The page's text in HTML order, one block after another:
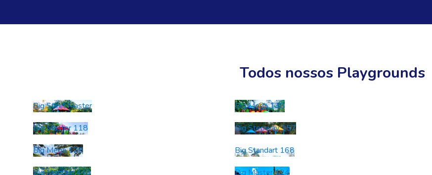
Todos nossos Playgrounds
Big Steel Master Big Mega 130
Big Master 118 Big Stepway 157
Big Mega 128 Big Standart 168
Big Montain 449 Big Master 124